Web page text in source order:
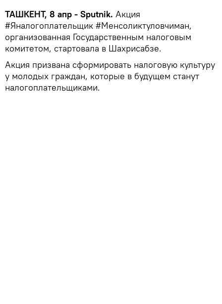
ТАШКЕНТ, 8 апр - Sputnik. Акция
#Яналогоплательщик #Менсоликтуловчиман,
организованная Государственным налоговым
комитетом, стартовала в Шахрисабзе.
Акция призвана сформировать налоговую культуру
у молодых граждан, которые в будущем станут
налогоплательщиками.